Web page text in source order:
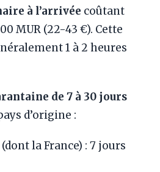
à l’arrivée coûtant
MUR (22-43 €). Cette
1 à 2 heures
de 7 à 30 jours
d’origine :
la France) : 7 jours